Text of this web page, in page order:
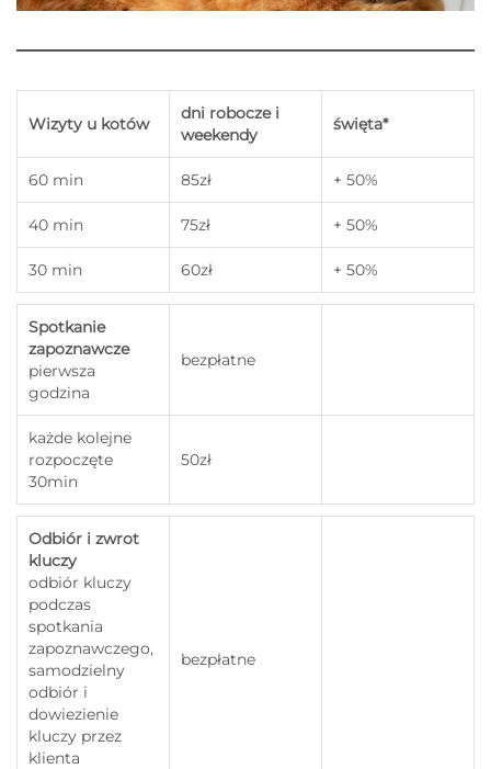
Wizyty u kotów
dni robocze i
weekendy
święta*
60 min 85zł + 50%
40 min 75zł + 50%
30 min 60zł + 50%
Spotkanie
zapoznawcze
pierwsza
godzina
bezpłatne
każde kolejne
rozpoczęte
30min
50zł
Odbiór i zwrot
kluczy
odbiór kluczy
podczas
spotkania
zapoznawczego,
samodzielny
odbiór i
dowiezienie
kluczy przez
klienta
bezpłatne